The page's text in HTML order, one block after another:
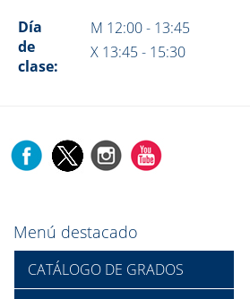
Día
de
clase:
M 12:00 - 13:45
X 13:45 - 15:30
Menú destacado
CATÁLOGO DE GRADOS